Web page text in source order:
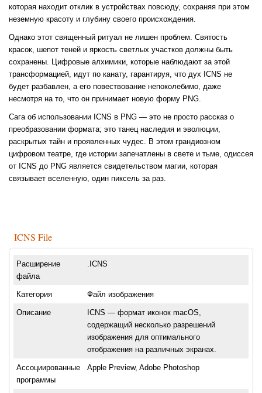
которая находит отклик в устройствах повсюду, сохраняя при этом
неземную красоту и глубину своего происхождения.
Однако этот священный ритуал не лишен проблем. Святость
красок, шепот теней и яркость светлых участков должны быть
сохранены. Цифровые алхимики, которые наблюдают за этой
трансформацией, идут по канату, гарантируя, что дух ICNS не
будет разбавлен, а его повествование непоколебимо, даже
несмотря на то, что он принимает новую форму PNG.
Сага об использовании ICNS в PNG — это не просто рассказ о
преобразовании формата; это танец наследия и эволюции,
раскрытых тайн и проявленных чудес. В этом грандиозном
цифровом театре, где истории запечатлены в свете и тьме, одиссея
от ICNS до PNG является свидетельством магии, которая
связывает вселенную, один пиксель за раз.
ICNS File
Расширение
файла
.ICNS
Категория Файл изображения
Описание
ICNS — формат иконок macOS,
содержащий несколько разрешений
изображения для оптимального
отображения на различных экранах.
Ассоциированные
программы
Apple Preview, Adobe Photoshop